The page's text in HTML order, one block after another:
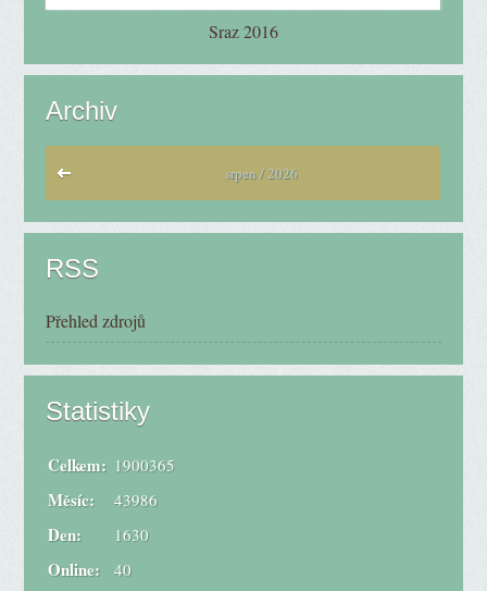
Sraz 2016
Archiv
srpen / 2026
RSS
Přehled zdrojů
Statistiky
Online: 40
Celkem: 1900365
Měsíc: 43986
Den: 1630